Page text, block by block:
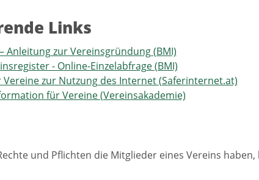
Links
Anleitung zur Vereinsgründung (BMI)
- Online-Einzelabfrage (BMI)
zur Nutzung des Internet (Saferinternet.at)
für Vereine (Vereinsakademie)
und Pflichten die Mitglieder eines Vereins